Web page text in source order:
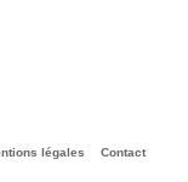
légales
Contact